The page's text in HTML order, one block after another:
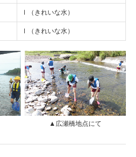
Ⅰ（きれいな水）
Ⅰ（きれいな水）
▲広瀬橋地点にて